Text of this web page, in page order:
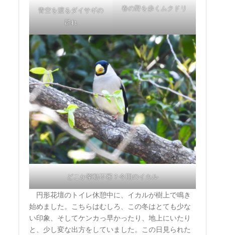
青空を渡るダイサギの
群れ
春の野を歩くムクドリ
どこか挙動不審？今期のイカル
円形花壇のトイレ休憩中に、イカルが樹上で鳴き
始めました。こちらはむしろ、この冬はとても少な
い印象、そしてケンカっ早かったり、地上にいたり
と、少し変な出方をしていました。この日見られた